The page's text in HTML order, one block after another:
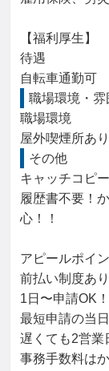
【福利厚生】
待遇
自転車通勤可
職場環境・雰
職場環境
屋外喫煙所あり
その他
キャッチコピー
履歴書不要！
心！！
アピールポイ
前払い制度あり
1日〜申請OK！
最短申請の当日
遅くても2営業
事務手数料は